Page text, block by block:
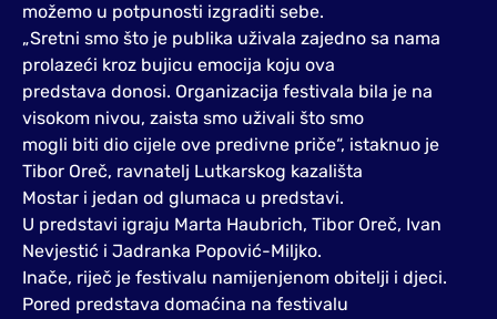
možemo u potpunosti izgraditi sebe.
„Sretni smo što je publika uživala zajedno sa nama
prolazeći kroz bujicu emocija koju ova
predstava donosi. Organizacija festivala bila je na
visokom nivou, zaista smo uživali što smo
mogli biti dio cijele ove predivne priče“, istaknuo je
Tibor Oreč, ravnatelj Lutkarskog kazališta
Mostar i jedan od glumaca u predstavi.
U predstavi igraju Marta Haubrich, Tibor Oreč, Ivan
Nevjestić i Jadranka Popović-Miljko.
Inače, riječ je festivalu namijenjenom obitelji i djeci.
Pored predstava domaćina na festivalu